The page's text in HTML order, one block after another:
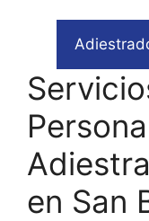
en San